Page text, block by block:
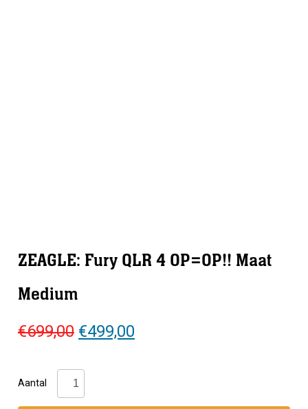
ZEAGLE: Fury QLR 4 OP=OP!! Maat
Medium
€699,00 Oorspronkelijke
was:
€699,00.
€499,00
Aantal
ZEAGLE:
Fury